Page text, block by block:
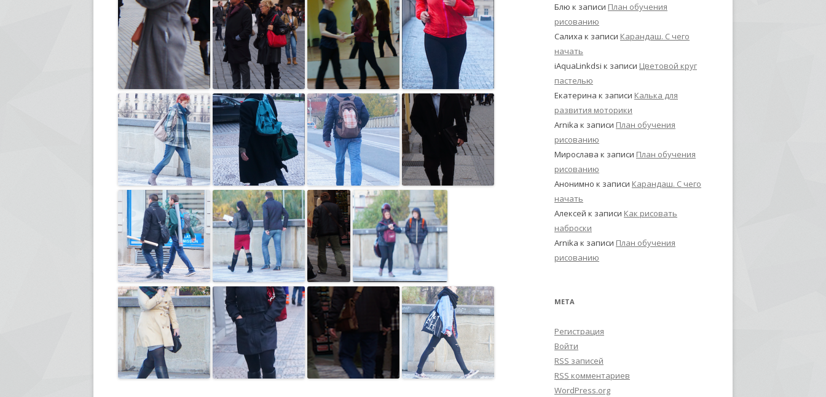
Блю к записи План обучения
рисованию
Салиха к записи Карандаш. С чего
начать
iAquaLinkdsi к записи Цветовой круг
пастелью
Екатерина к записи Калька для
развития моторики
Arnika к записи План обучения
рисованию
Мирослава к записи План обучения
рисованию
Анонимно к записи Карандаш. С чего
начать
Алексей к записи Как рисовать
наброски
Arnika к записи План обучения
рисованию
МЕТА
Регистрация
Войти
RSS записей
RSS комментариев
WordPress.org